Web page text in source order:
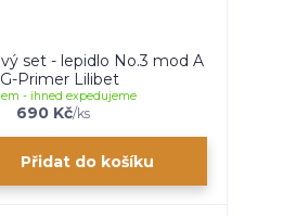
set - lepidlo No.3 mod A
Primer Lilibet
690 Kč/ks
- ihned expedujeme
Přidat do košíku